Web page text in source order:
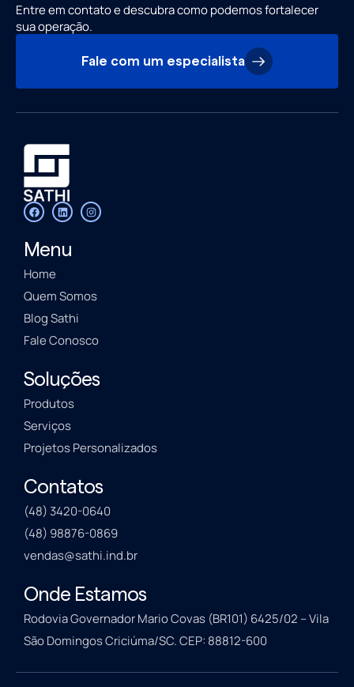
Entre em contato e descubra como podemos fortalecer
sua operação.
Fale com um especialista
Menu
Home
Quem Somos
Blog Sathi
Fale Conosco
Soluções
Produtos
Serviços
Projetos Personalizados
Contatos
(48) 3420-0640
(48) 98876-0869
vendas@sathi.ind.br
Onde Estamos
Rodovia Governador Mario Covas (BR101) 6425/02 – Vila
São Domingos Criciúma/SC. CEP: 88812-600